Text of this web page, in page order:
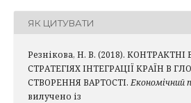
ЯК ЦИТУВАТИ
Резнікова, Н. В. (2018).
СТРАТЕГІЯХ ІНТЕГРАЦІЇ КРАЇН В
СТВОРЕННЯ ВАРТОСТІ. Економічний
вилучено із